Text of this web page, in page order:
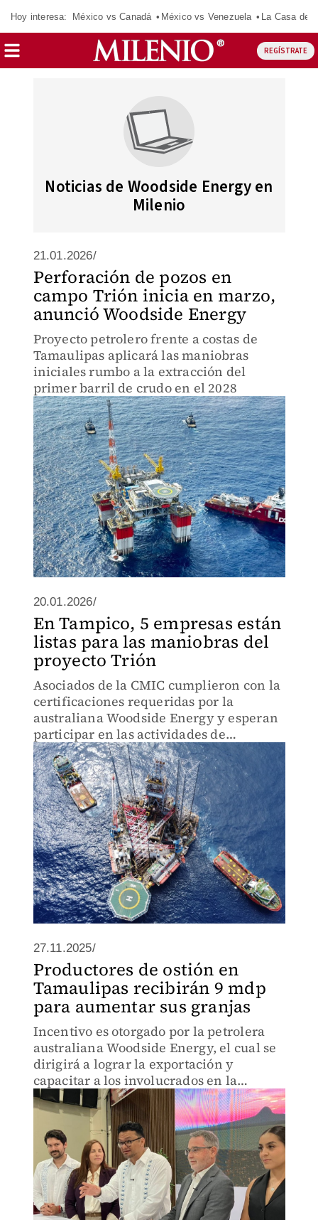
Hoy interesa: México vs Canadá México vs Venezuela La Casa de
REGÍSTRATE
Noticias de Woodside Energy en
Milenio
21.01.2026/
Perforación de pozos en
campo Trión inicia en marzo,
anunció Woodside Energy
Proyecto petrolero frente a costas de
Tamaulipas aplicará las maniobras
iniciales rumbo a la extracción del
primer barril de crudo en el 2028
20.01.2026/
En Tampico, 5 empresas están
listas para las maniobras del
proyecto Trión
Asociados de la CMIC cumplieron con la
certificaciones requeridas por la
australiana Woodside Energy y esperan
participar en las actividades de
perforación de pozos
27.11.2025/
Productores de ostión en
Tamaulipas recibirán 9 mdp
para aumentar sus granjas
Incentivo es otorgado por la petrolera
australiana Woodside Energy, el cual se
dirigirá a lograr la exportación y
capacitar a los involucrados en la
Laguna Madre